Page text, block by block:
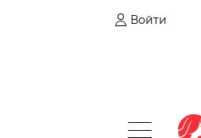
Войти